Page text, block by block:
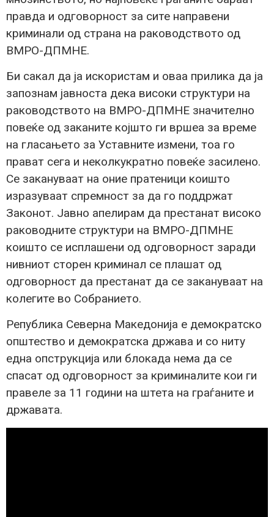
правда и одговорност за сите направени
криминали од страна на раководството од
ВМРО-ДПМНЕ.
Би сакал да ја искористам и оваа прилика да ја
запознам јавноста дека високи структури на
раководството на ВМРО-ДПМНЕ значително
повеќе од заканите којшто ги вршеа за време
на гласањето за Уставните измени, тоа го
прават сега и неколкукратно повеќе засилено.
Се закануваат на оние пратеници коишто
изразуваат спремност за да го поддржат
Законот. Јавно апелирам да престанат високо
раководните структури на ВМРО-ДПМНЕ
коишто се исплашени од одговорност заради
нивниот сторен криминал се плашат од
одговорност да престанат да се закануваат на
колегите во Собранието.
Република Северна Македонија е демократско
општество и демократска држава и со ниту
една опструкција или блокада нема да се
спасат од одговорност за криминалите кои ги
правеле за 11 години на штета на граѓаните и
државата.